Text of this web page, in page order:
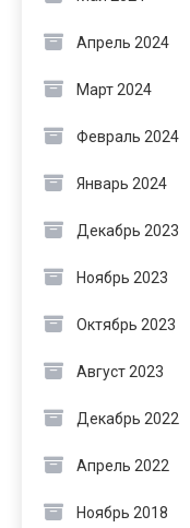
Апрель 2024
Март 2024
Февраль 2024
Январь 2024
Декабрь 2023
Ноябрь 2023
Октябрь 2023
Август 2023
Декабрь 2022
Апрель 2022
Ноябрь 2018